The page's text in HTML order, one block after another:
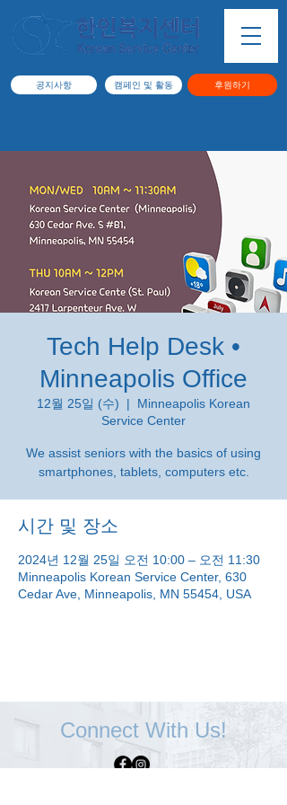
공지사항 캠페인 및 활동 후원하기
Tech Help Desk •
Minneapolis Office
12월 25일 (수)
  |
Minneapolis Korean
Service Center
We assist seniors with the basics of using
smartphones, tablets, computers etc.
시간 및 장소
2024년 12월 25일 오전 10:00 – 오전 11:30
Minneapolis Korean Service Center, 630
Cedar Ave, Minneapolis, MN 55454, USA
Connect With Us!